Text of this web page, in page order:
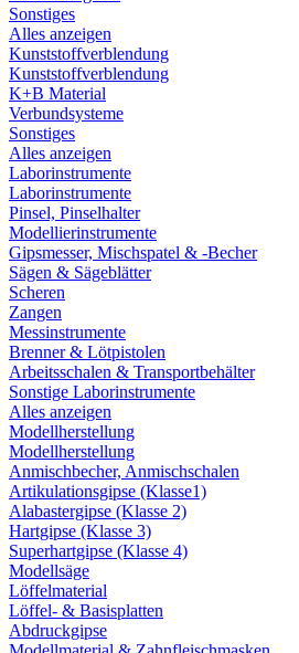
Sonstiges
Alles anzeigen
Kunststoffverblendung
Kunststoffverblendung
K+B Material
Verbundsysteme
Sonstiges
Alles anzeigen
Laborinstrumente
Laborinstrumente
Pinsel, Pinselhalter
Modellierinstrumente
Gipsmesser, Mischspatel & -Becher
Sägen & Sägeblätter
Scheren
Zangen
Messinstrumente
Brenner & Lötpistolen
Arbeitsschalen & Transportbehälter
Sonstige Laborinstrumente
Alles anzeigen
Modellherstellung
Modellherstellung
Anmischbecher, Anmischschalen
Artikulationsgipse (Klasse1)
Alabastergipse (Klasse 2)
Hartgipse (Klasse 3)
Superhartgipse (Klasse 4)
Modellsäge
Löffelmaterial
Löffel- & Basisplatten
Abdruckgipse